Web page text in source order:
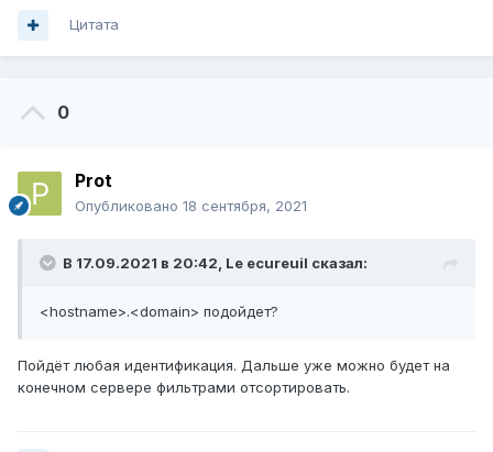
Цитата
0
Prot
Опубликовано 18 сентября, 2021
В 17.09.2021 в 20:42, Le ecureuil сказал:
<hostname>.<domain> подойдет?
Пойдёт любая идентификация. Дальше уже можно будет на
конечном сервере фильтрами отсортировать.